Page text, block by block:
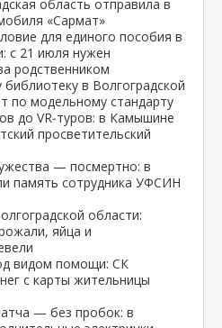
область отправила в
«Сармат»
для единого пособия в
с 21 июля нужен
родственником
в Волгоградской
по модельному стандарту
до VR‑туров: в Камышине
просветительский
— посмертно: в
память сотрудника УФСИН
области:
яйца и
видом помощи: СК
с карты жительницы
— без пробок: в